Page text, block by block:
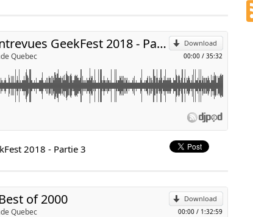
Download
00:00 / 35:32
2018-07-18 - Spécial entrevues GeekFest 2018 - Partie 3
Quebec
UCGbziex3IYzsIAM4CSeXs4g
2018 - Partie 3
Download
00:00 / 1:32:59
of 2000
Quebec
p
de l’année, de 2000 à 2009, avec Mathieu Gosselin.